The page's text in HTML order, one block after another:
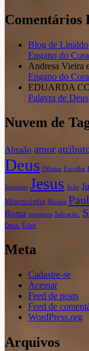
Comentários
Blog de Linaldo
Engano do
Andresa Vieira
Engano do
EDUARDA
Palavra de Deus
Nuvem de
Abraão amor
Deus Dilema Escolha
Jeremias Jesus João
Misericórdia Moisés
Roma romanos Salvação.
Deus. Éden
Meta
Cadastre-se
Acessar
Feed de posts
Feed de
WordPress.org
Arquivos